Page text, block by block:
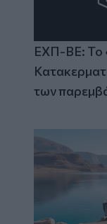
ΕΧΠ-ΒΕ: Το
των